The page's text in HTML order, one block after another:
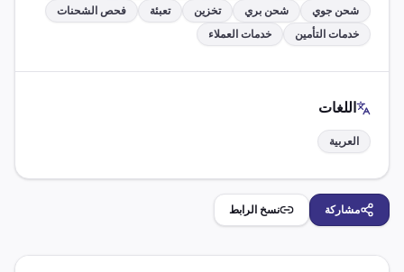
شحن جوي
شحن بري تخزين تعبئة
فحص الشحنات
خدمات التأمين
خدمات العملاء
اللغات
العربية
مشاركة نسخ الرابط